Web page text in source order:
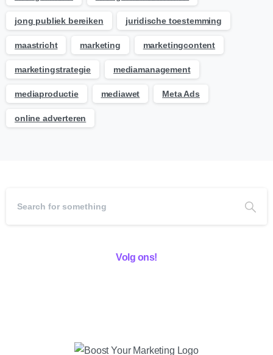
jong publiek bereiken juridische toestemming
maastricht marketing marketingcontent
marketingstrategie mediamanagement
mediaproductie mediawet Meta Ads
online adverteren
Volg ons!